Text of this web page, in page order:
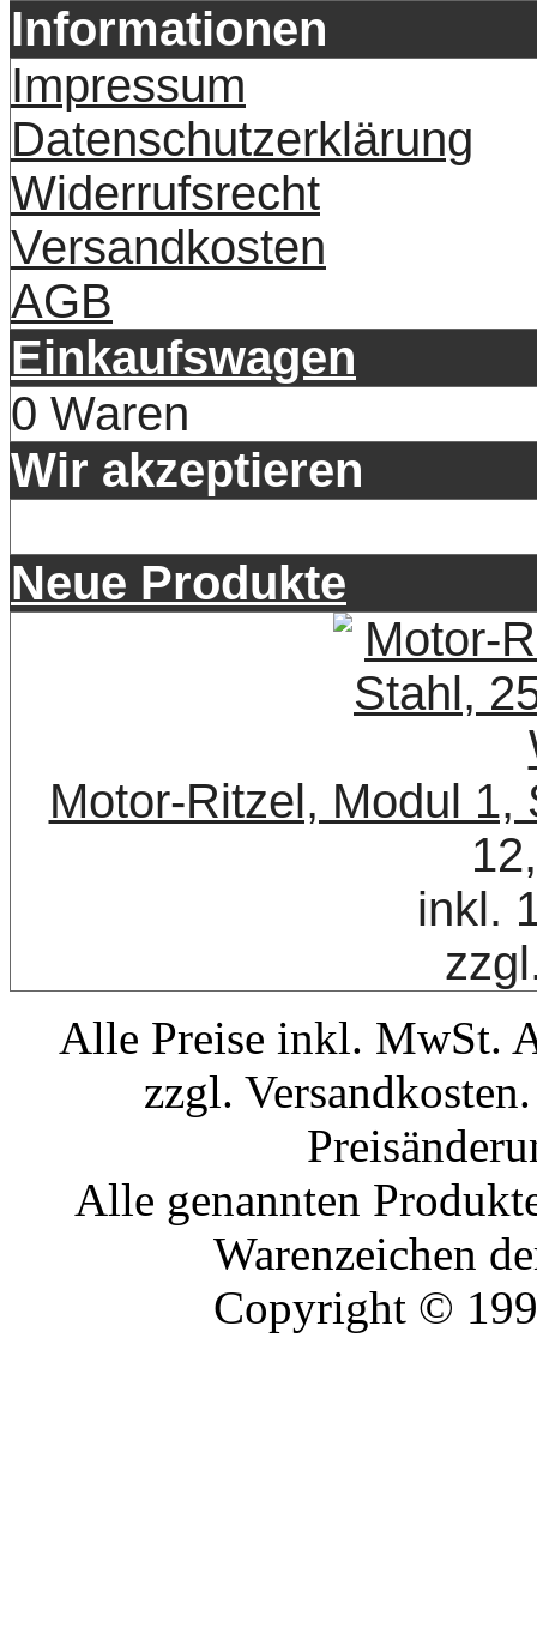
Informationen
Impressum
Datenschutzerklärung
Widerrufsrecht
Versandkosten
AGB
Einkaufswagen
0 Waren
Wir akzeptieren
Neue Produkte
Motor-Ritzel, Modul 1,
inkl.
Alle Preise inkl. MwSt.
zzgl.
Alle genannten
Warenzeichen
Copyright ©